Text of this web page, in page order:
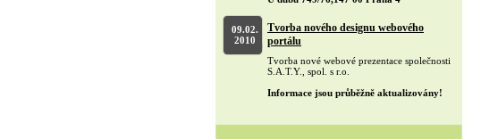
09.02.
2010
Tvorba nového designu webového
portálu
Tvorba nové webové prezentace společnosti
S.A.T.Y., spol. s r.o.
Informace jsou průběžně aktualizovány!